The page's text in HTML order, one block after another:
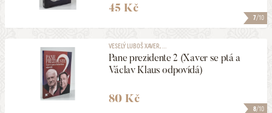
7/10
45 Kč
8/10
VESELÝ LUBOŠ XAVER, ...
Pane prezidente 2 (Xaver se ptá a
Václav Klaus odpovídá)
80 Kč